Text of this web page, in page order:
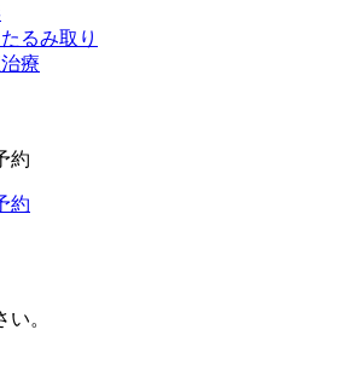
るみ取り
療
約
約
。